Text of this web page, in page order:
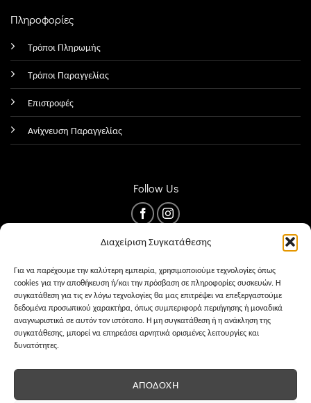
Διαχείριση Συγκατάθεσης
Για να παρέχουμε την καλύτερη εμπειρία, χρησιμοποιούμε τεχνολογίες όπως
cookies για την αποθήκευση ή/και την πρόσβαση σε πληροφορίες συσκευών. Η
συγκατάθεση για τις εν λόγω τεχνολογίες θα μας επιτρέψει να επεξεργαστούμε
δεδομένα προσωπικού χαρακτήρα, όπως συμπεριφορά περιήγησης ή μοναδικά
αναγνωριστικά σε αυτόν τον ιστότοπο. Η μη συγκατάθεση ή η ανάκληση της
συγκατάθεσης, μπορεί να επηρεάσει αρνητικά ορισμένες λειτουργίες και
δυνατότητες.
ΑΠΟΔΟΧΉ
Πληροφορίες
Τρόποι Πληρωμής
Τρόποι Παραγγελίας
Επιστροφές
Ανίχνευση Παραγγελίας
Follow Us
PRIVACY